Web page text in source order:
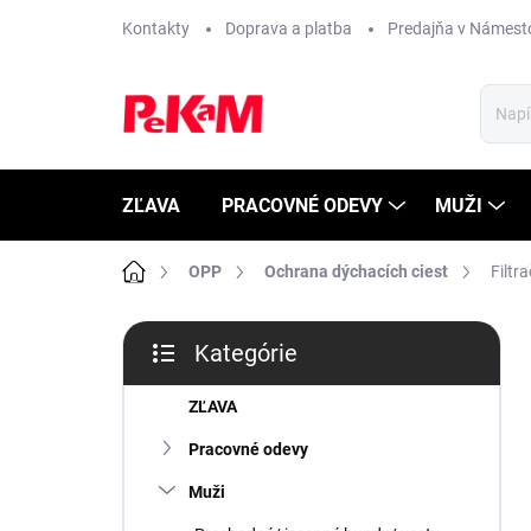
Kontakty Doprava a platba Predajňa v
ZĽAVA PRACOVNÉ ODEVY MUŽI
DomovOPP Ochrana dýchacích ciest
B
č
kategórie
Kategórie
ZĽAVA
Pracovné odevy
Muži